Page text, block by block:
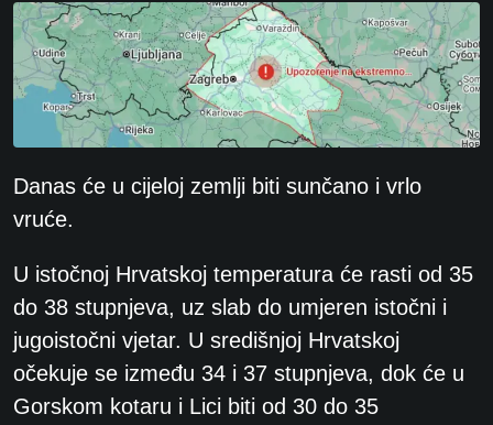
Danas će u cijeloj zemlji biti sunčano i vrlo
vruće.
U istočnoj Hrvatskoj temperatura će rasti od 35
do 38 stupnjeva, uz slab do umjeren istočni i
jugoistočni vjetar. U središnjoj Hrvatskoj
očekuje se između 34 i 37 stupnjeva, dok će u
Gorskom kotaru i Lici biti od 30 do 35